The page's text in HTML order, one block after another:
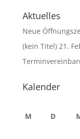
Aktuelles
Neue
(kein Titel) 21.
Kalender
M D